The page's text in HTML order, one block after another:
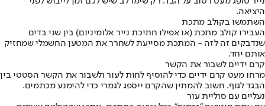
היציאה.
השתמשו בקולב מתכת
העבירו קולב מתכת (או אפילו חתיכת נייר אלומיניום) בין שני בדים
שנדבקים זה לזה - המתכת מסייעת לשחרר את המטען החשמלי שמחזיק
אותם יחד.
קרם ידיים לשבור את הקשר
מרחו מעט קרם ידיים כדי להוסיף לחות לעור ולשבור את הקשר הסטטי בין
הבגד לגוף. חשוב להמתין שהקרם ייספג לגמרי כדי להימנע מכתמים.
נעליים עם סוליית עור